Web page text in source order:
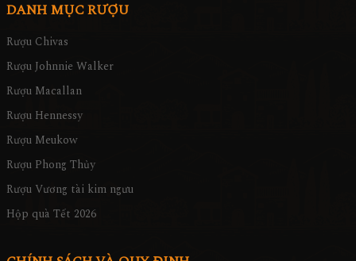
Rượu Chivas
Rượu Johnnie Walker
Rượu Macallan
Rượu Hennessy
Rượu Meukow
Rượu Phong Thủy
Rượu Vương tài kim ngưu
Hộp quà Tết 2026